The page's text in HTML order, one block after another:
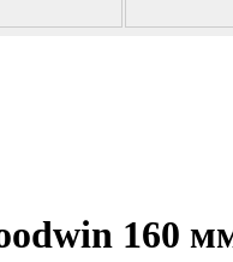
160